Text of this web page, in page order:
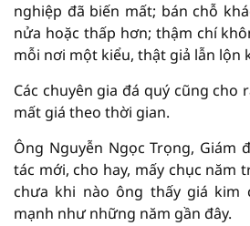
nghiệp đã biến mất; bán chỗ
nửa hoặc thấp hơn; thậm chí
mỗi nơi một kiểu, thật giả lẫn lộn
Các chuyên gia đá quý cũng cho
mất giá theo thời gian.
Ông Nguyễn Ngọc Trọng, Giám
tác mới, cho hay, mấy chục năm
chưa khi nào ông thấy giá kim
mạnh như những năm gần đây.